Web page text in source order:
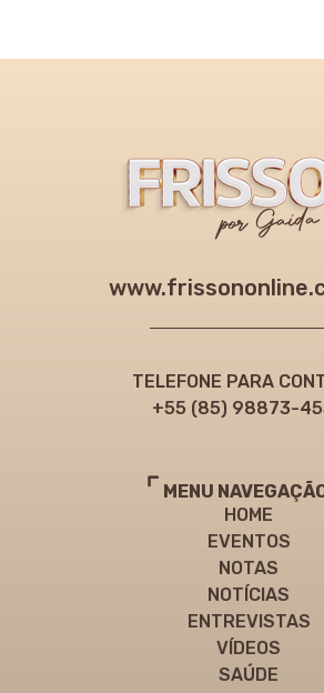
TELEFONE PARA
+55 (85) 98873-
MENU
HOME
EVENTOS
NOTAS
NOTÍCIAS
ENTREVISTAS
VÍDEOS
SAÚDE